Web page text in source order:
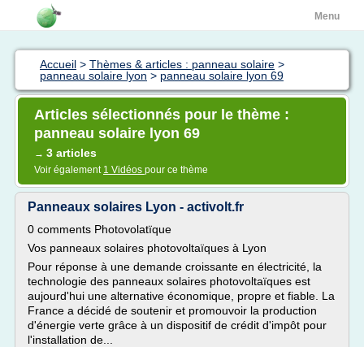
Menu
Accueil > Thèmes & articles : panneau solaire >
panneau solaire lyon > panneau solaire lyon 69
Articles sélectionnés pour le thème :
panneau solaire lyon 69
→ 3 articles
Voir également 1 Vidéos pour ce thème
Panneaux solaires Lyon - activolt.fr
0 comments Photovolatïque
Vos panneaux solaires photovoltaïques à Lyon
Pour réponse à une demande croissante en électricité, la
technologie des panneaux solaires photovoltaïques est
aujourd'hui une alternative économique, propre et fiable. La
France a décidé de soutenir et promouvoir la production
d'énergie verte grâce à un dispositif de crédit d'impôt pour
l'installation de...